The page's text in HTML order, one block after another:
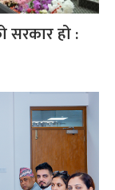
सरकार हो :